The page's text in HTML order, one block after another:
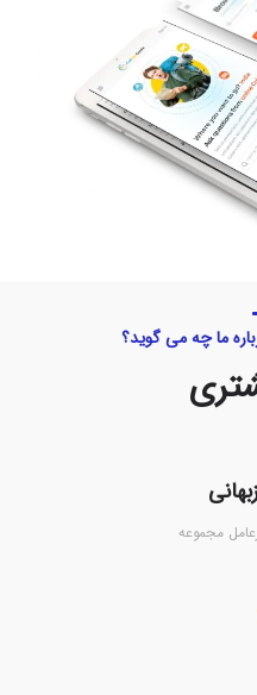
ما چه می گوید؟
مجموعه